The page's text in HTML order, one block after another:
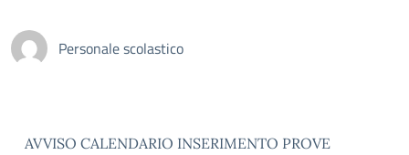
Personale scolastico
AVVISO CALENDARIO INSERIMENTO PROVE